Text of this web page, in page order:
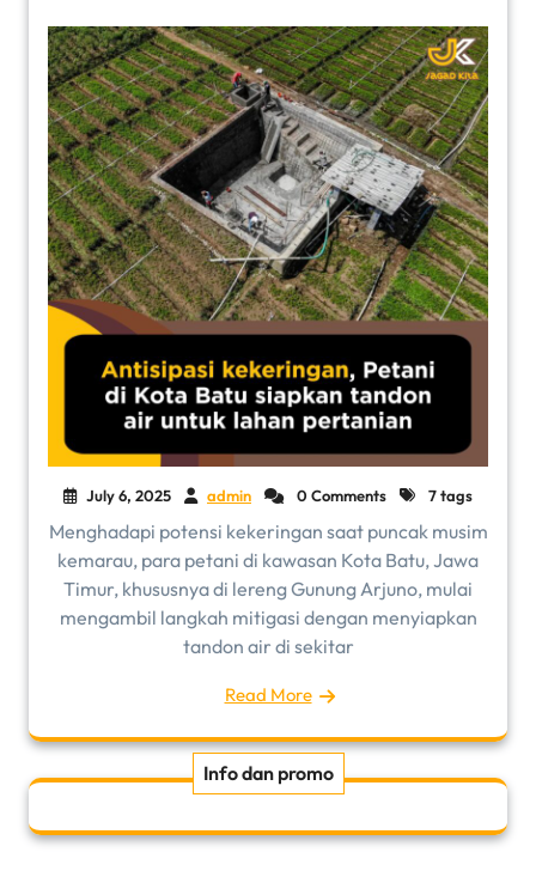
July 6, 2025 admin 0 Comments 7 tags
Menghadapi potensi kekeringan saat puncak musim
kemarau, para petani di kawasan Kota Batu, Jawa
Timur, khususnya di lereng Gunung Arjuno, mulai
mengambil langkah mitigasi dengan menyiapkan
tandon air di sekitar
Read More
Info dan promo